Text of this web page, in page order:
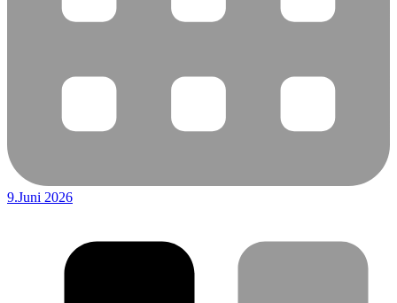
9.Juni 2026